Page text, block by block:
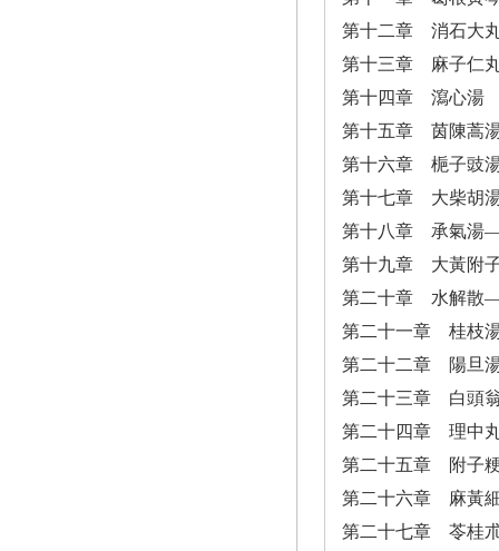
第十二章 消石大
第十三章 麻子仁
第十四章 瀉心湯
第十五章 茵陳蒿
第十六章 梔子豉
第十七章 大柴胡
第十八章 承氣湯
第十九章 大黃附
第二十章 水解散—
第二十一章 桂枝
第二十二章 陽旦
第二十三章 白頭
第二十四章 理中
第二十五章 附子
第二十六章 麻黃
第二十七章 苓桂